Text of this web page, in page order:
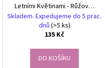
Letními Květinami - Růžové,
Kov a Akryl, 5x6 cm
Skladem. Expedujeme do 5 prac.
dnů (>5 ks)
135 Kč
DO KOŠÍKU